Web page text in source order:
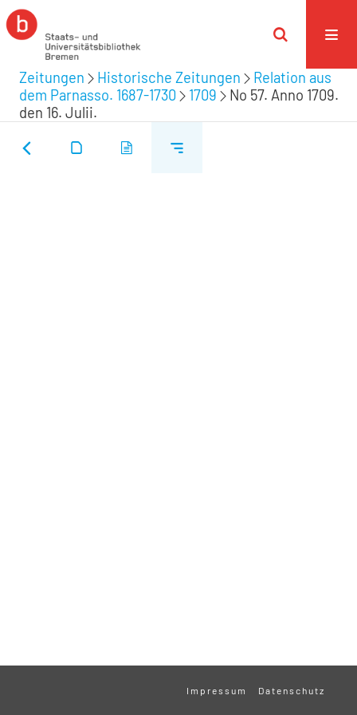
Zeitungen Historische Zeitungen
Relation aus
dem Parnasso. 1687-1730
1709
No 57. Anno 1709.
den 16. Julii.
Impressum Datenschutz